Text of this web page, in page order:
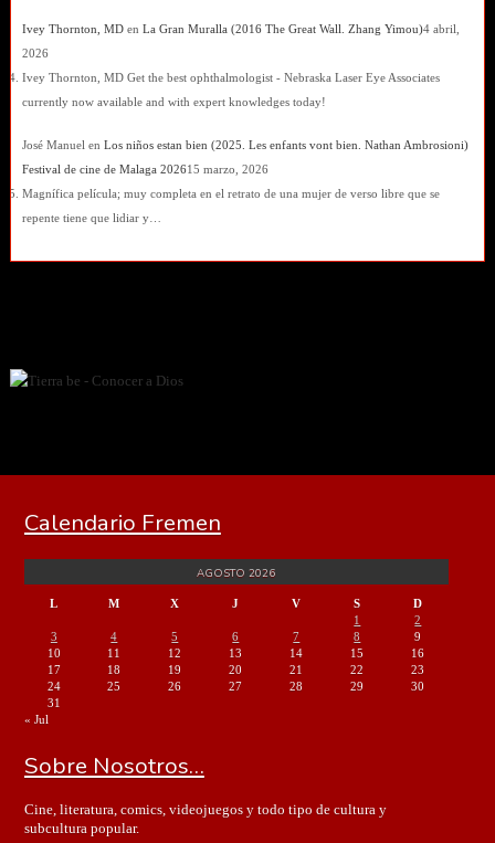
Ivey Thornton, MDen La Gran Muralla (2016 The Great Wall. Zhang Yimou)4 abril,
2026
Ivey Thornton, MD Get the best ophthalmologist - Nebraska Laser Eye Associates
currently now available and with expert knowledges today!
José Manuelen Los niños estan bien (2025. Les enfants vont bien. Nathan Ambrosioni)
Festival de cine de Malaga 202615 marzo, 2026
Magnífica película; muy completa en el retrato de una mujer de verso libre que se
repente tiene que lidiar y…
Calendario Fremen
AGOSTO 2026
L M X J V S
D
1
2
3
4 5 6 7 8
9
10
11 12 13 14 15
16
17
18 19 20 21 22
23
24
25 26 27 28 29
30
31
« Jul
Sobre Nosotros…
Cine, literatura, comics, videojuegos y todo tipo de cultura y
subcultura popular.